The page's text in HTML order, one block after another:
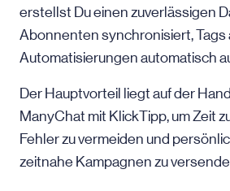
erstellst Du einen zuverlässigen
Abonnenten synchronisiert, Tags
Automatisierungen automatisch
Der Hauptvorteil liegt auf der
ManyChat mit KlickTipp, um Zeit
Fehler zu vermeiden und
zeitnahe Kampagnen zu